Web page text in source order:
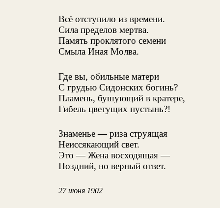
Всё отступило из времени.
Сила пределов мертва.
Память проклятого семени
Смыла Иная Молва.
Где вы, обильные матери
С грудью Сидонских богинь?
Пламень, бушующий в кратере,
Гибель цветущих пустынь?!
Знаменье — риза струящая
Неиссякающий свет.
Это — Жена восходящая —
Поздний, но верный ответ.
27 июня 1902